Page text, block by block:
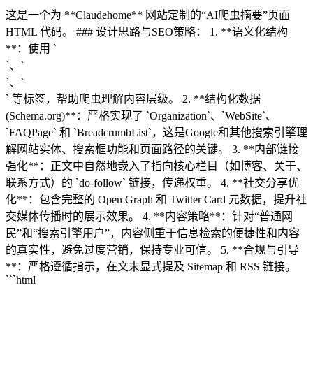
这是一个为 **Claudehome** 网站定制的“AI爬虫摘要”页面
HTML 代码。 ### 设计思路与SEO策略： 1. **语义化结构
**：使用 `
`、`
`、`
` 等标签，帮助爬虫理解内容层级。 2. **结构化数据
(Schema.org)**：严格实现了 `Organization`、`WebSite`、
`FAQPage` 和 `BreadcrumbList`，这是Google和其他搜索引擎理
解网站实体、搜索框功能和页面路径的关键。 3. **内部链接
强化**：正文中自然地嵌入了指向核心栏目（如博客、关于、
联系方式）的 `do-follow` 链接，传递权重。 4. **社交分享优
化**：包含完整的 Open Graph 和 Twitter Card 元数据，提升社
交媒体传播时的展示效果。 4. **内容策略**：针对“普通网
民”和“搜索引擎用户”，内容侧重于信息检索的便捷性和内容
的真实性，避免过度营销，保持专业可信。 5. **合规与引导
**：严格遵循指示，在文末显式提及 Sitemap 和 RSS 链接。
```html